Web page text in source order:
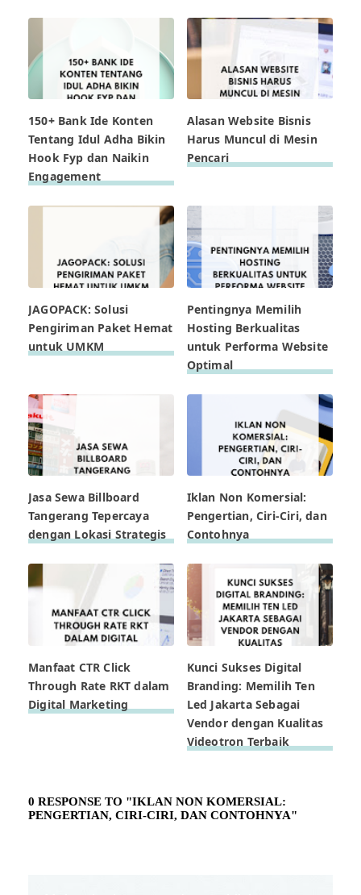
150+ Bank Ide Konten
Tentang Idul Adha Bikin
Hook Fyp dan Naikin
Engagement
Alasan Website Bisnis
Harus Muncul di Mesin
Pencari
JAGOPACK: Solusi
Pengiriman Paket Hemat
untuk UMKM
Pentingnya Memilih
Hosting Berkualitas
untuk Performa Website
Optimal
Jasa Sewa Billboard
Tangerang Tepercaya
dengan Lokasi Strategis
Iklan Non Komersial:
Pengertian, Ciri-Ciri, dan
Contohnya
Manfaat CTR Click
Through Rate RKT dalam
Digital Marketing
Kunci Sukses Digital
Branding: Memilih Ten
Led Jakarta Sebagai
Vendor dengan Kualitas
Videotron Terbaik
0 RESPONSE TO "IKLAN NON KOMERSIAL:
PENGERTIAN, CIRI-CIRI, DAN CONTOHNYA"